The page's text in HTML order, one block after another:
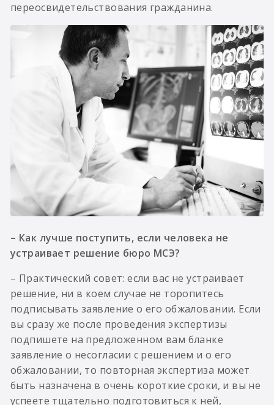
переосвидетельствования гражданина.
– Как лучше поступить, если человека не
устраивает решение бюро МСЭ?
– Практический совет: если вас не устраивает
решение, ни в коем случае не торопитесь
подписывать заявление о его обжаловании. Если
вы сразу же после проведения экспертизы
подпишете на предложенном вам бланке
заявление о несогласии с решением и о его
обжаловании, то повторная экспертиза может
быть назначена в очень короткие сроки, и вы не
успеете тщательно подготовиться к ней,